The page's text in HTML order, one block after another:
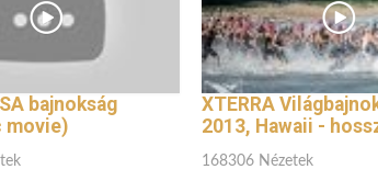
bajnokság
movie)
XTERRA
2013, Hawaii -
168306 Nézetek